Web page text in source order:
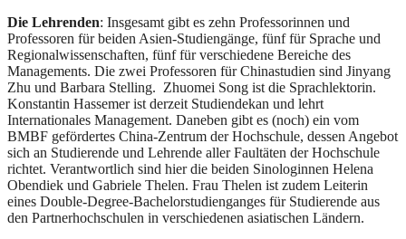
Die Lehrenden: Insgesamt gibt es zehn Professorinnen und
Professoren für beiden Asien-Studiengänge, fünf für Sprache und
Regionalwissenschaften, fünf für verschiedene Bereiche des
Managements. Die zwei Professoren für Chinastudien sind Jinyang
Zhu und Barbara Stelling. Zhuomei Song ist die Sprachlektorin.
Konstantin Hassemer ist derzeit Studiendekan und lehrt
Internationales Management. Daneben gibt es (noch) ein vom
BMBF gefördertes China-Zentrum der Hochschule, dessen Angebot
sich an Studierende und Lehrende aller Faultäten der Hochschule
richtet. Verantwortlich sind hier die beiden Sinologinnen Helena
Obendiek und Gabriele Thelen. Frau Thelen ist zudem Leiterin
eines Double-Degree-Bachelorstudienganges für Studierende aus
den Partnerhochschulen in verschiedenen asiatischen Ländern.